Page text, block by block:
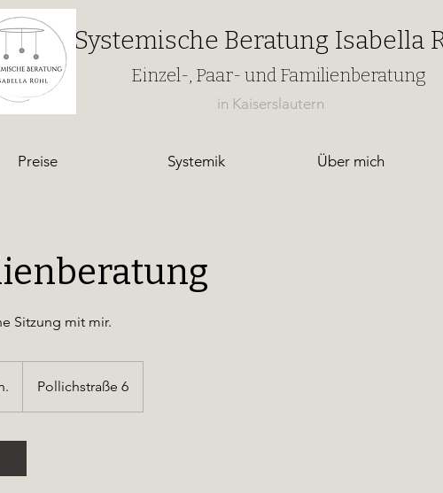
Systemische Beratung Isabella
Einzel-, Paar- und Familienberatung
in Kaiserslautern
Preise Systemik Über mich
Sitzung mit mir.
S
Pollichstraße 6